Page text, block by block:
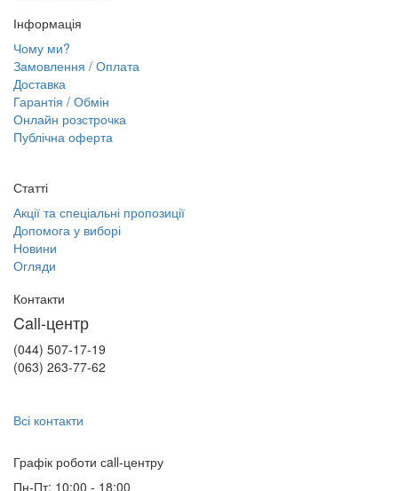
Інформація
Чому ми?
Замовлення / Оплата
Доставка
Гарантія / Обмін
Онлайн розстрочка
Публічна оферта
Статті
Акції та спеціальні пропозиції
Допомога у виборі
Новини
Огляди
Контакти
Call-центр
(044) 507-17-19
(063) 263-77-62
Всі контакти
Графік роботи сall-центру
Пн-Пт: 10:00 - 18:00